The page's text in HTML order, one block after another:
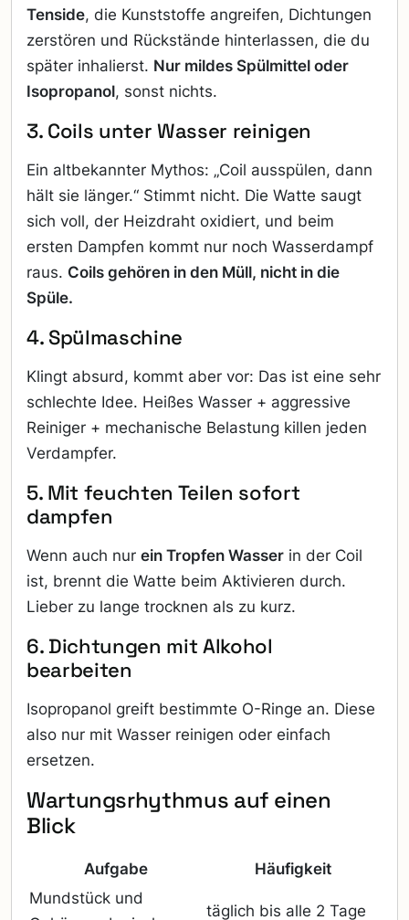
Tenside, die Kunststoffe angreifen, Dichtungen
zerstören und Rückstände hinterlassen, die du
später inhalierst. Nur mildes Spülmittel oder
Isopropanol, sonst nichts.
3. Coils unter Wasser reinigen
Ein altbekannter Mythos: „Coil ausspülen, dann
hält sie länger.“ Stimmt nicht. Die Watte saugt
sich voll, der Heizdraht oxidiert, und beim
ersten Dampfen kommt nur noch Wasserdampf
raus. Coils gehören in den Müll, nicht in die
Spüle.
4. Spülmaschine
Klingt absurd, kommt aber vor: Das ist eine sehr
schlechte Idee. Heißes Wasser + aggressive
Reiniger + mechanische Belastung killen jeden
Verdampfer.
5. Mit feuchten Teilen sofort
dampfen
Wenn auch nur ein Tropfen Wasser in der Coil
ist, brennt die Watte beim Aktivieren durch.
Lieber zu lange trocknen als zu kurz.
6. Dichtungen mit Alkohol
bearbeiten
Isopropanol greift bestimmte O-Ringe an. Diese
also nur mit Wasser reinigen oder einfach
ersetzen.
Wartungsrhythmus auf einen
Blick
Aufgabe
Häufigkeit
Mundstück und
täglich bis alle 2 Tage